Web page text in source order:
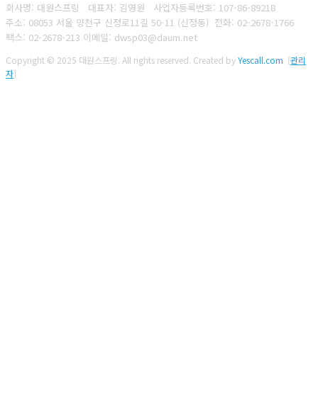
회사명: 대원스프링 대표자: 김영원 사업자등록번호: 107-86-89218
주소: 08053 서울 양천구 신정로11길 50-11 (신정동) 전화: 02-2678-1766
팩스: 02-2678-213 이메일: dwsp03@daum.net
Copyright © 2025 대원스프링. All rights reserved. Created byYescall.com [관리
자]